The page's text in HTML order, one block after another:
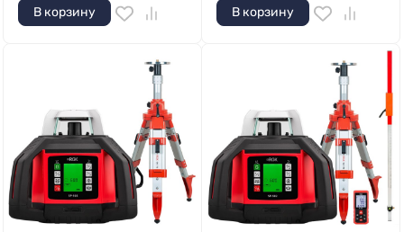
В корзину В корзину